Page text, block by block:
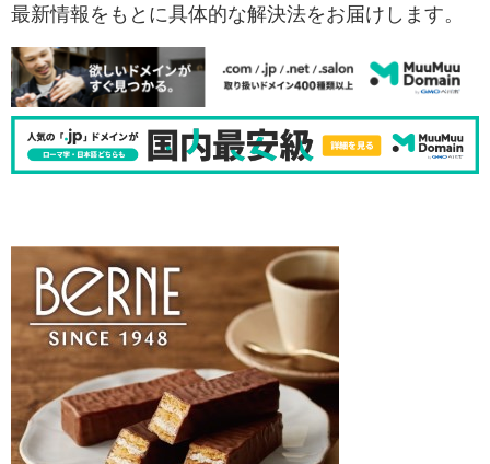
最新情報をもとに具体的な解決法をお届けします。